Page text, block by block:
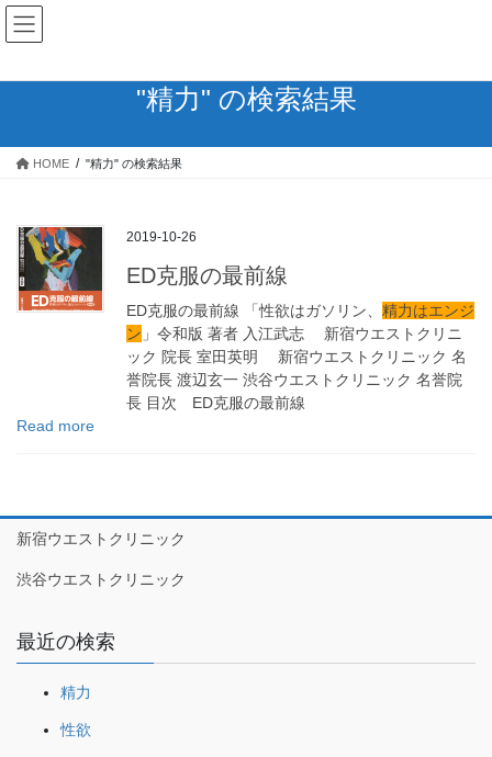
コ
ン
ン
ス
ナ
ビ
ー
ン
"精力" の検索結果
HOME "精力" の検索結果
2019-10-26
ED克服の最前線
ED克服の最前線 「性欲はガソリン、 精力はエンジ
ン 」令和版 著者 入江武志 新宿ウエストクリニ
ック 院長 室田英明 新宿ウエストクリニック 名
誉院長 渡辺玄一 渋谷ウエストクリニック 名誉院
長 目次 ED克服の最前線
Read more
新宿ウエストクリニック
渋谷ウエストクリニック
最近の検索
精力
性欲